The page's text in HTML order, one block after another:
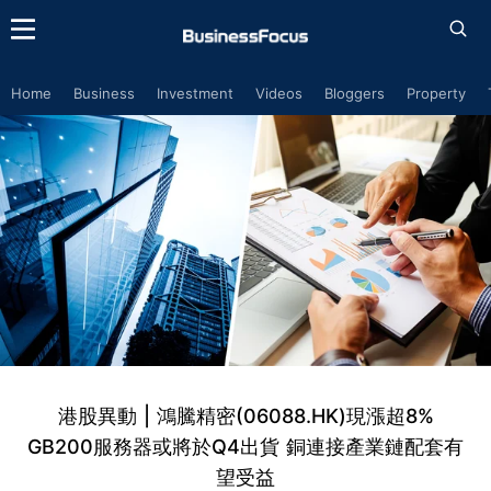
Home Business Investment Videos Bloggers Property
港股異動 | 鴻騰精密(06088.HK)現漲超8%
GB200服務器或將於Q4出貨 銅連接產業鏈配套有
望受益